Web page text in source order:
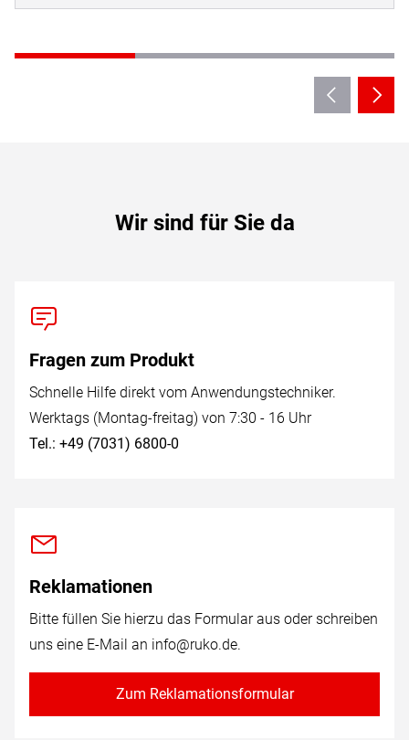
Wir sind für Sie da
Fragen zum Produkt
Schnelle Hilfe direkt vom Anwendungstechniker.
Werktags (Montag-freitag) von 7:30 - 16 Uhr
Tel.: +49 (7031) 6800-0
Reklamationen
Bitte füllen Sie hierzu das Formular aus oder schreiben
uns eine E-Mail an info@ruko.de.
Zum Reklamationsformular